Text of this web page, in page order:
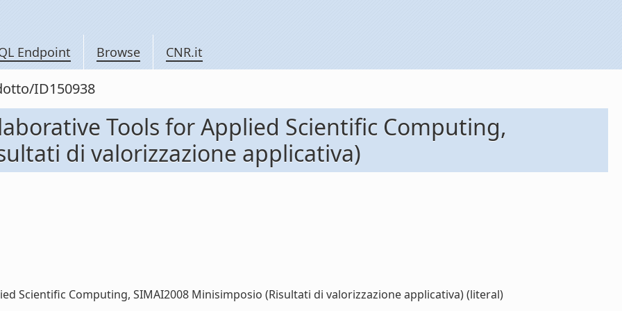
Endpoint Browse CNR.it
ID150938
Tools for Applied Scientific Computing,
di valorizzazione applicativa)
Scientific Computing, SIMAI2008 Minisimposio (Risultati di valorizzazione applicativa) (literal)